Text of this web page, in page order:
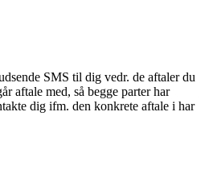
SMS til dig vedr. de aftaler du
aftale med, så begge parter har
dig ifm. den konkrete aftale i har